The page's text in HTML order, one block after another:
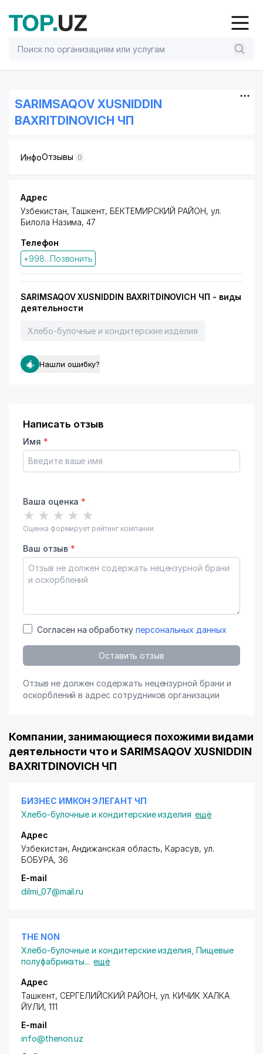
SARIMSAQOV XUSNIDDIN
BAXRITDINOVICH ЧП
ИнфоОтзывы 0
Адрес
Узбекистан, Ташкент, БЕКТЕМИРСКИЙ РАЙОН, ул.
Билола Назима, 47
Телефон
+998...Позвонить
SARIMSAQOV XUSNIDDIN BAXRITDINOVICH ЧП - виды
деятельности
Хлебо-булочные и кондитерские изделия
Нашли ошибку?
Написать отзыв
Имя *
Ваша оценка *
★ ★ ★ ★ ★
Оценка формирует рейтинг компании
Ваш отзыв *
Согласен на обработку персональных данных
Оставить отзыв
Отзыв не должен содержать нецензурной брани и
оскорблений в адрес сотрудников организации
Компании, занимающиеся похожими видами
деятельности что и SARIMSAQOV XUSNIDDIN
BAXRITDINOVICH ЧП
БИЗНЕС ИМКОН ЭЛЕГАНТ ЧП
Хлебо-булочные и кондитерские изделия ещё
Адрес
Узбекистан, Андижанская область, Карасув, ул.
БОБУРА, 36
E-mail
dilmi_07@mail.ru
THE NON
Хлебо-булочные и кондитерские изделия ,Пищевые
полуфабрикаты... ещё
Адрес
Ташкент, СЕРГЕЛИЙСКИЙ РАЙОН, ул. КИЧИК ХАЛКА
ЙУЛИ, 111
E-mail
info@thenon.uz